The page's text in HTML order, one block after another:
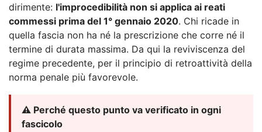
dirimente: l'improcedibilità non si applica ai reati
commessi prima del 1° gennaio 2020. Chi ricade in
quella fascia non ha né la prescrizione che corre né il
termine di durata massima. Da qui la reviviscenza del
regime precedente, per il principio di retroattività della
norma penale più favorevole.
⚠️ Perché questo punto va verificato in ogni
fascicolo